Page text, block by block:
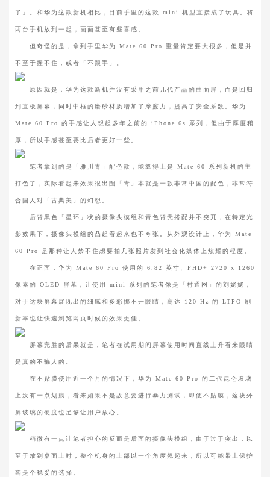
了」。和华为这款新机相比，目前手里的这款 mini 机型直接成了玩具。将
两台手机放到一起，画面甚至有些喜感。
但奇怪的是，拿到手里华为 Mate 60 Pro 重量肯定要大很多，但是并
不至于握不住，或者「不跟手」。
原因就是，华为这款新机并没有采用之前几代产品的曲面屏，而是回归
到直板屏幕，同时中框的磨砂材质增加了摩擦力，提高了安全系数。华为
Mate 60 Pro 的手感让人想起多年之前的 iPhone 6s 系列，但由于厚度稍
厚，所以手感甚至要比后者更好一些。
笔者拿到的是「雅川青」配色款，能算得上是 Mate 60 系列新机的主
打色了，实际看起来效果很出圈「青」本就是一款非常中国的配色，非常符
合国人对「古典美」的幻想。
后背黑色「星环」状的摄像头模组和青色背壳搭配并不突兀，在特定光
影效果下，摄像头模组的凸起看起来也不夸张。从外观设计上，华为 Mate
60 Pro 是那种让人禁不住想要拍几张照片发到社会化媒体上炫耀的程度。
在正面，华为 Mate 60 Pro 使用的 6.82 英寸、FHD+ 2720 x 1260
像素的 OLED 屏幕，让使用 mini 系列的笔者像是「村通网」的刘姥姥，
对于这块屏幕展现出的细腻和多彩挪不开眼睛，高达 120 Hz 的 LTPO 刷
新率也让快速浏览网页时候的效果更佳。
屏幕完胜的后果就是，笔者在试用期间屏幕使用时间直线上升看来眼睛
是真的不骗人的。
在不贴膜使用近一个月的情况下，华为 Mate 60 Pro 的二代昆仑玻璃
上没有一点划痕，看来如果不是故意要进行暴力测试，即便不贴膜，这块外
屏玻璃的硬度也足够让用户放心。
稍微有一点让笔者担心的反而是后面的摄像头模组，由于过于突出，以
至于放到桌面上时，整个机身的上部以一个角度翘起来，所以可能带上保护
套是个稳妥的选择。